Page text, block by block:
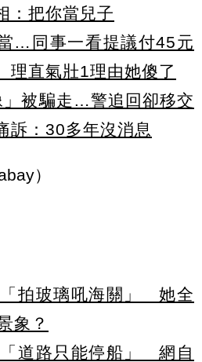
把你當兒子
…同事一看提議付45元
理直氣壯1理由她傻了
」被騙走…警追回卻移交
：30多年沒消息
）
拍玻璃吼海關」 她全
象？
道路只能停船」 網自